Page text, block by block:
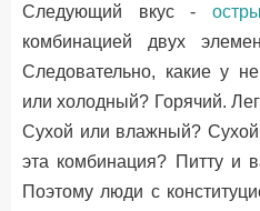
Следующий вкус -
комбинацией двух
Следовательно, какие у
или холодный? Горячий.
Сухой или влажный?
эта комбинация? Питту и
Поэтому люди с